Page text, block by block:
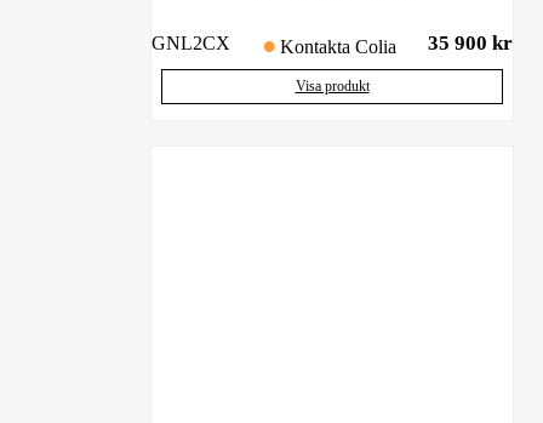
GNL2CX Kontakta Colia 35 900 kr
Visa produkt